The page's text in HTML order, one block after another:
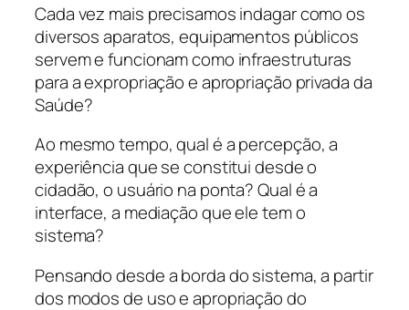
Cada vez mais precisamos indagar como os
diversos aparatos, equipamentos públicos
servem e funcionam como infraestruturas
para a expropriação e apropriação privada da
Saúde?
Ao mesmo tempo, qual é a percepção, a
experiência que se constitui desde o
cidadão, o usuário na ponta? Qual é a
interface, a mediação que ele tem o
sistema?
Pensando desde a borda do sistema, a partir
dos modos de uso e apropriação do